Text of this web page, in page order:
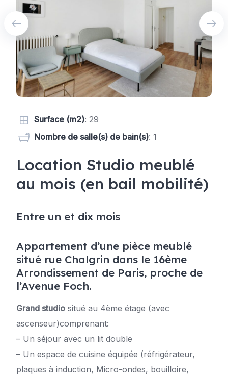
Surface (m2): 29
Nombre de salle(s) de bain(s): 1
Location Studio meublé
au mois (en bail mobilité)
Entre un et dix mois
Appartement d’une pièce meublé
situé rue Chalgrin dans le 16ème
Arrondissement de Paris, proche de
l’Avenue Foch.
Grand studio situé au 4ème étage (avec
ascenseur)comprenant:
– Un séjour avec un lit double
– Un espace de cuisine équipée (réfrigérateur,
plaques à induction, Micro-ondes, bouilloire,